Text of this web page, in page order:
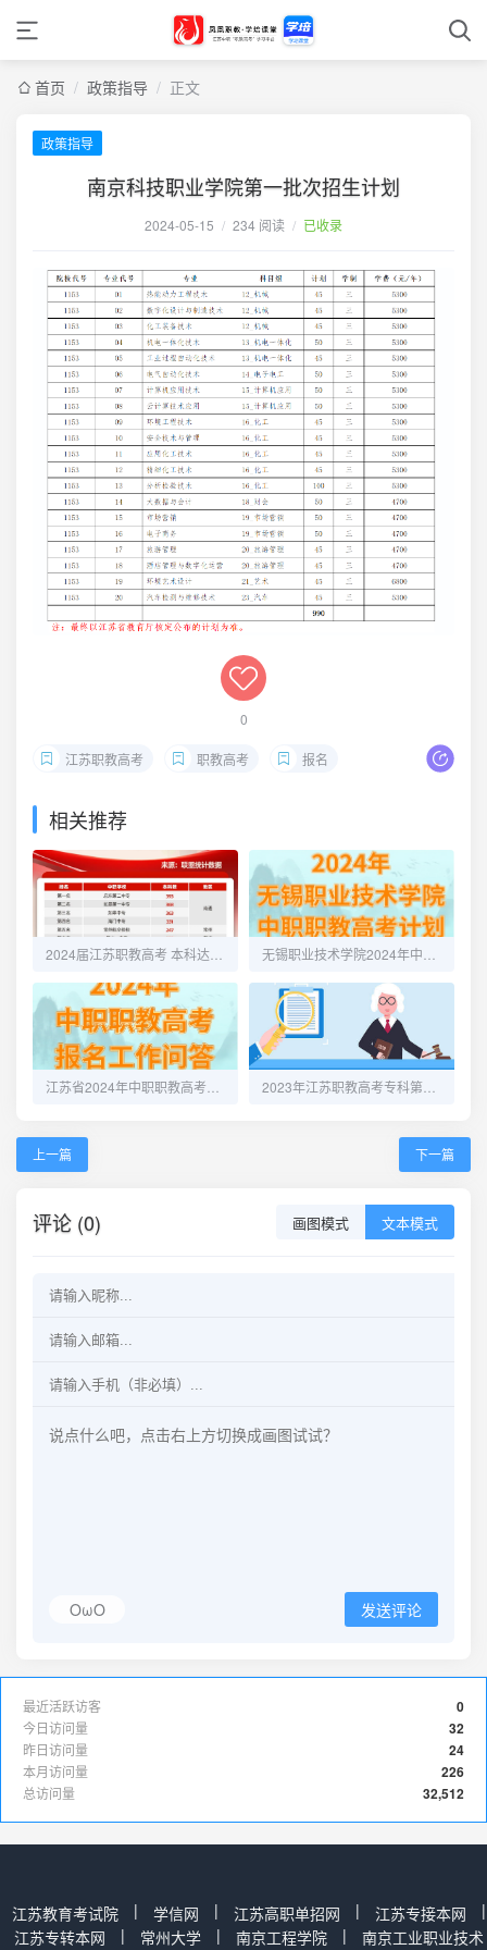
首页 / 政策指导 / 正文
政策指导
南京科技职业学院第一批次招生计划
2024-05-15 / 234 阅读 / 已收录
0
江苏职教高考 职教高考 报名
相关推荐
2024届江苏职教高考 本科达线人数超百人的学校 无锡职业技术学院2024年中职职教高考招生计划
江苏省2024年中职职教高考报名问答 2023年江苏职教高考专科第二批次志愿填报30日开始
上一篇 下一篇
评论 (0) 画图模式 文本模式
OωO 发送评论
0
最近活跃访客
32
今日访问量
24
昨日访问量
226
本月访问量
32,512
总访问量
江苏教育考试院 | 学信网 | 江苏高职单招网 | 江苏专接本网
|
江苏专转本网
| 常州大学 | 南京工程学院 |
南京工业职业技术